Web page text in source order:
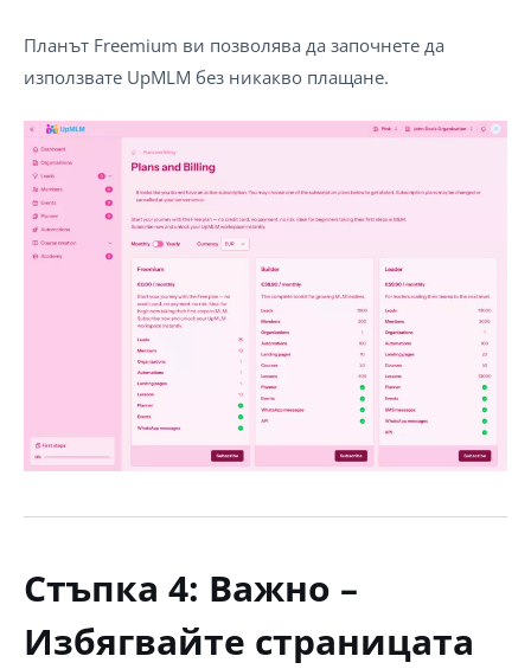
Планът Freemium ви позволява да започнете да
използвате UpMLM без никакво плащане.
Стъпка 4: Важно –
Избягвайте страницата